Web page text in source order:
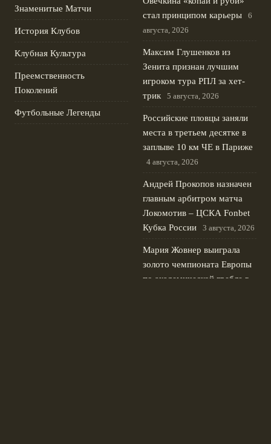
Знаменитые Матчи
История Клубов
Клубная Культура
Преемственность
Поколений
Футбольные Легенды
стал принципом карьеры
6
августа, 2026
Максим Глушенков из
Зенита признан лучшим
игроком тура РПЛ за хет-
трик
5 августа, 2026
Российские пловцы заняли
места в третьем десятке в
заплыве 10 км ЧЕ в Париже
4 августа, 2026
Андрей Прокопов назначен
главным арбитром матча
Локомотив – ЦСКА Fonbet
Кубка России
3 августа, 2026
Мария Жовнер выиграла
золото чемпионата Европы
по академической гребле в